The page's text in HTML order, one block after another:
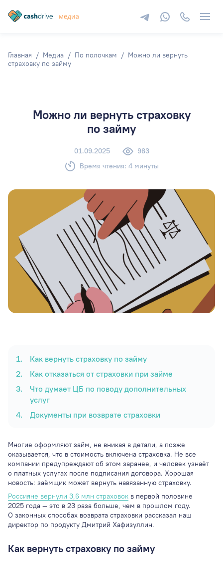
Главная Медиа По полочкам
Можно ли вернуть
страховку по займу
Можно ли вернуть страховку
по займу
01.09.2025
983
Время чтения: 4 минуты
1.
Как вернуть страховку по займу
2.
Как отказаться от страховки при займе
3.
Что думает ЦБ по поводу дополнительных
услуг
4. Документы при возврате страховки
Многие оформляют займ, не вникая в детали, а позже
оказывается, что в стоимость включена страховка. Не все
компании предупреждают об этом заранее, и человек узнаёт
о платных услугах после подписания договора. Хорошая
новость: заёмщик может вернуть навязанную страховку.
Россияне вернули 3,6 млн страховок в первой половине
2025 года — это в 23 раза больше, чем в прошлом году.
О законных способах возврата страховки рассказал наш
директор по продукту Дмитрий Хафизуллин.
Как вернуть страховку по займу